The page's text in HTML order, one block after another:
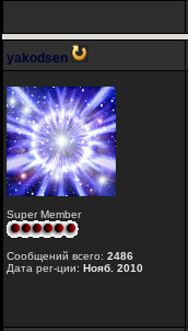
yakodsen
Super Member
Сообщений всего: 2486
Дата рег-ции: Нояб. 2010